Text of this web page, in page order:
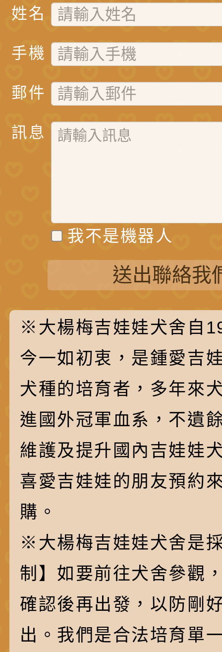
姓名
手機
郵件
訊息
我不是機器人
送出聯絡我
※大楊梅吉娃娃犬舍自
今一如初衷，是鍾愛吉
犬種的培育者，多年來
進國外冠軍血系，不遺
維護及提升國內吉娃娃
喜愛吉娃娃的朋友預約
購。
※大楊梅吉娃娃犬舍是
制】如要前往犬舍參觀
確認後再出發，以防剛
出。我們是合法培育單